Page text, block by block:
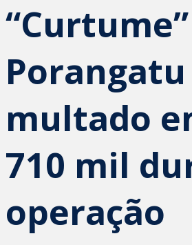
Porangatu
multado
710 mil
operação